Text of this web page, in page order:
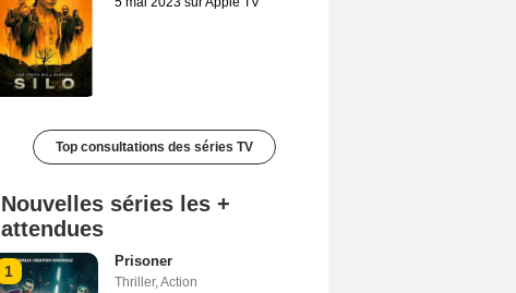
Top consultations des séries TV
Nouvelles séries les +
attendues
1
Prisoner
Thriller,Action